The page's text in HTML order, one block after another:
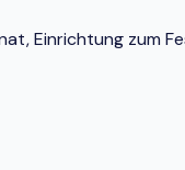
Einrichtung zum